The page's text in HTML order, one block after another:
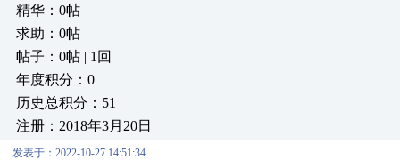
精华：0帖
求助：0帖
帖子：0帖 | 1回
年度积分：0
历史总积分：51
注册：2018年3月20日
发表于：2022-10-27 14:51:34